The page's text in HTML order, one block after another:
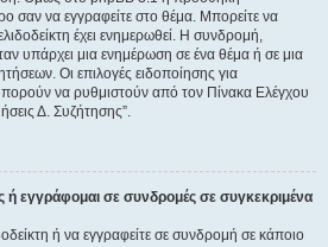
σαν να εγγραφείτε στο θέμα. Μπορείτε να
έχει ενημερωθεί. Η συνδρομή,
υπάρχει μια ενημέρωση σε ένα θέμα ή σε μια
Οι επιλογές ειδοποίησης για
να ρυθμιστούν από τον Πίνακα Ελέγχου
Δ. Συζήτησης”.
ή εγγράφομαι σε συνδρομές σε συγκεκριμένα
ή να εγγραφείτε σε συνδρομή σε κάποιο